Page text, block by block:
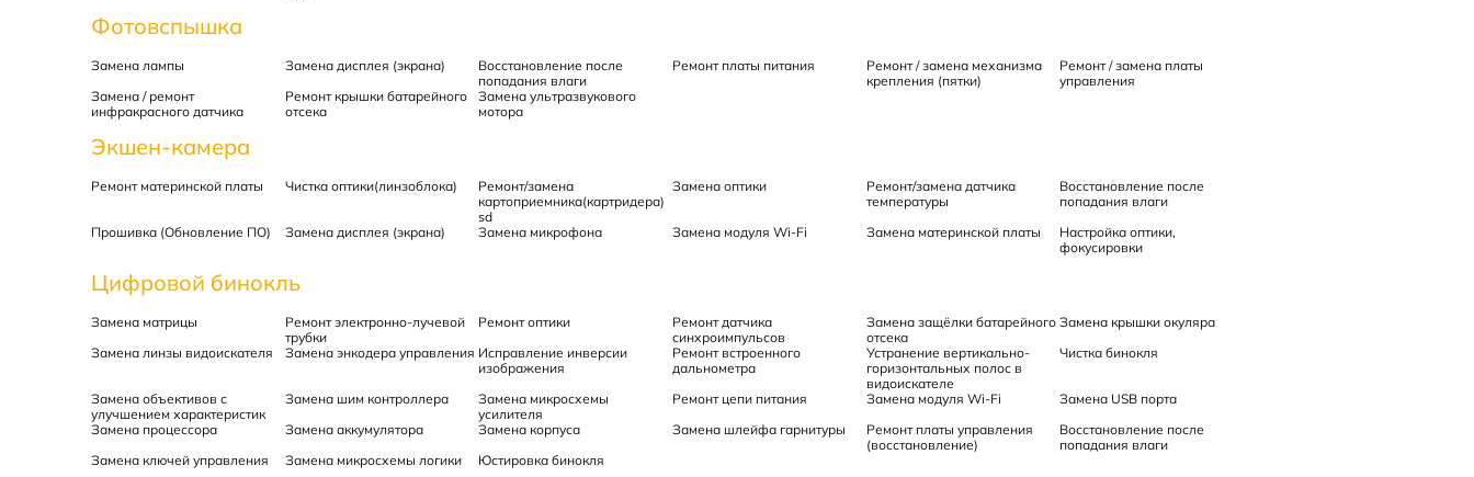
Фотовспышка
Замена лампы Замена дисплея (экрана)
Восстановление после
попадания влаги
Ремонт платы питания
Ремонт / замена механизма
крепления (пятки)
Ремонт / замена платы
управления
Замена / ремонт
инфракрасного датчика
Ремонт крышки батарейного
отсека
Замена ультразвукового
мотора
Экшен-камера
Ремонт материнской платы Чистка оптики(линзоблока)
Ремонт/замена
картоприемника(картридера)
sd
Замена оптики
Ремонт/замена датчика
температуры
Восстановление после
попадания влаги
Прошивка (Обновление ПО)
Замена дисплея (экрана) Замена микрофона Замена модуля Wi-Fi Замена материнской платы
Настройка оптики,
фокусировки
Цифровой бинокль
Замена матрицы
Ремонт электронно-лучевой
трубки
Ремонт оптики
Ремонт датчика
синхроимпульсов
Замена защёлки батарейного
отсека
Замена крышки окуляра
Замена линзы видоискателя
Замена энкодера управления Исправление инверсии
изображения
Ремонт встроенного
дальнометра
Устранение вертикально-
горизонтальных полос в
видоискателе
Чистка бинокля
Замена объективов с
улучшением характеристик
Замена шим контроллера
Замена микросхемы
усилителя
Ремонт цепи питания Замена модуля Wi-Fi
Замена USB порта
Замена процессора
Замена аккумулятора Замена корпуса Замена шлейфа гарнитуры
Ремонт платы управления
(восстановление)
Восстановление после
попадания влаги
Замена ключей управления
Замена микросхемы логики Юстировка бинокля